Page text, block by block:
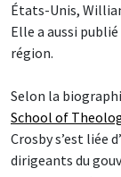
États-Unis,
Elle a aussi
région.
Selon la
School of
Crosby s’est liée
dirigeants du